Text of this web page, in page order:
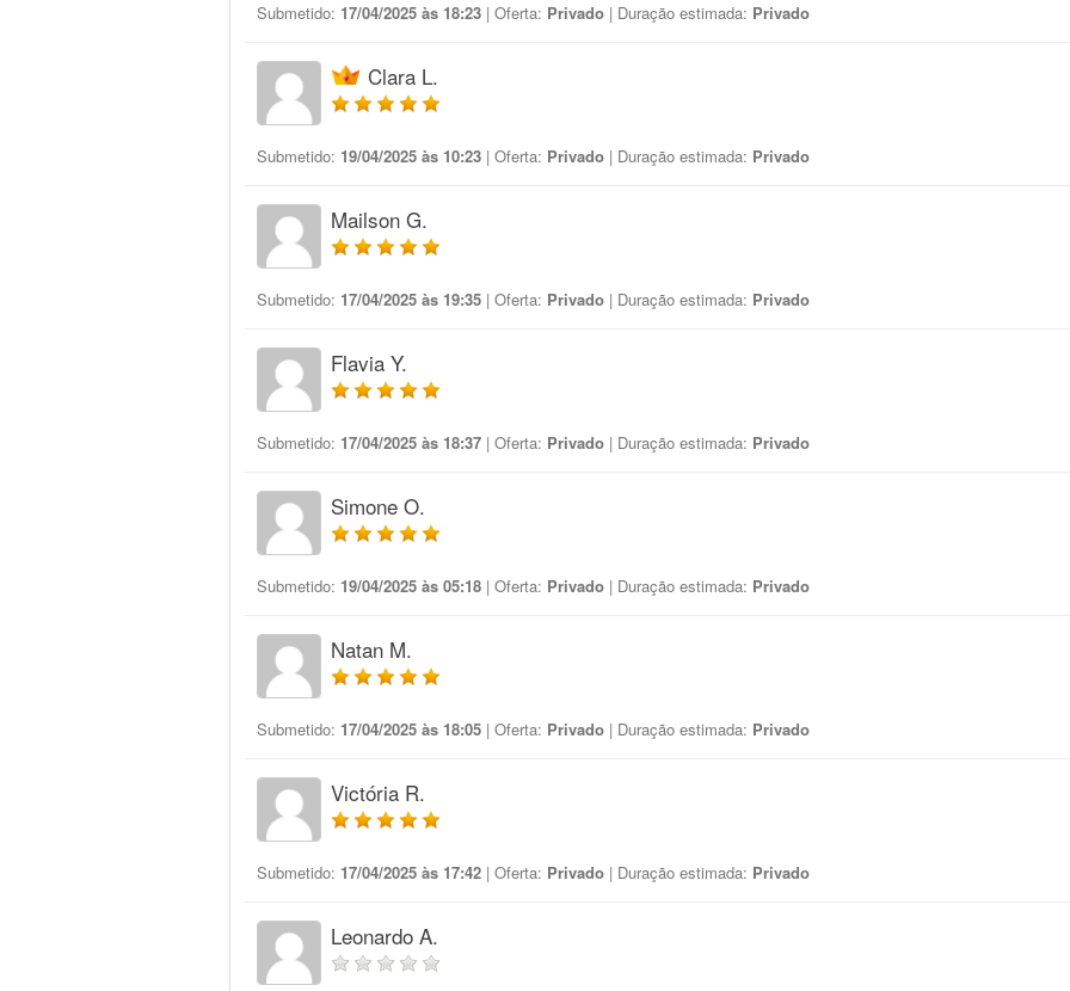
Submetido: 17/04/2025 às 18:23 | Oferta: Privado | Duração estimada: Privado
Clara L.
Submetido: 19/04/2025 às 10:23 | Oferta: Privado | Duração estimada: Privado
Mailson G.
Submetido: 17/04/2025 às 19:35 | Oferta: Privado | Duração estimada: Privado
Flavia Y.
Submetido: 17/04/2025 às 18:37 | Oferta: Privado | Duração estimada: Privado
Simone O.
Submetido: 19/04/2025 às 05:18 | Oferta: Privado | Duração estimada: Privado
Natan M.
Submetido: 17/04/2025 às 18:05 | Oferta: Privado | Duração estimada: Privado
Victória R.
Submetido: 17/04/2025 às 17:42 | Oferta: Privado | Duração estimada: Privado
Leonardo A.